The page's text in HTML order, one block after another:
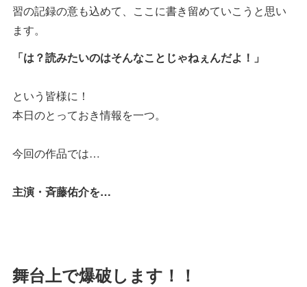
習の記録の意も込めて、ここに書き留めていこうと思い
ます。
「は？読みたいのはそんなことじゃねぇんだよ！」
という皆様に！
本日のとっておき情報を一つ。
今回の作品では…
主演・斉藤佑介を…
舞台上で爆破します！！